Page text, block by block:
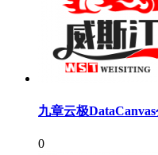
九章云极
0